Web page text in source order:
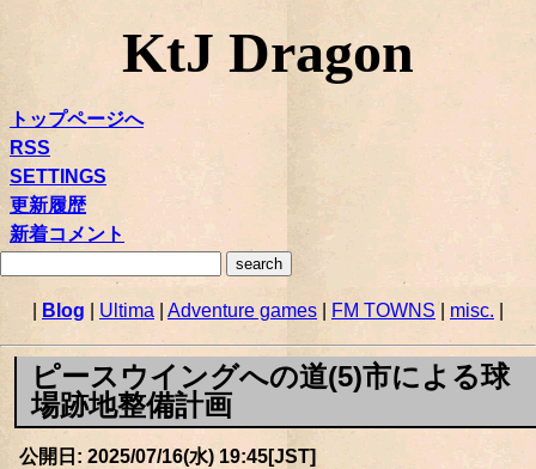
KtJ Dragon
トップページへ
RSS
SETTINGS
更新履歴
新着コメント
Blog Ultima Adventure games FM TOWNS| misc.
ピースウイングへの道(5)市による球
場跡地整備計画
公開日: 2025/07/16(水) 19:45[JST]